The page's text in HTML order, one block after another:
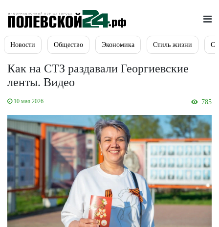
Новости Общество Экономика Стиль жизни
Как на СТЗ раздавали Георгиевские
ленты. Видео
10 мая 2026 785